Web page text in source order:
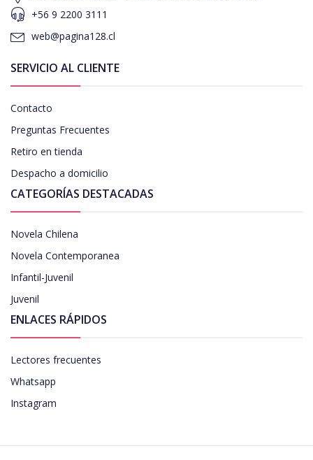
+56 9 2200 3111
web@pagina128.cl
SERVICIO AL CLIENTE
Contacto
Preguntas Frecuentes
Retiro en tienda
Despacho a domicilio
CATEGORÍAS DESTACADAS
Novela Chilena
Novela Contemporanea
Infantil-Juvenil
Juvenil
ENLACES RÁPIDOS
Lectores frecuentes
Whatsapp
Instagram